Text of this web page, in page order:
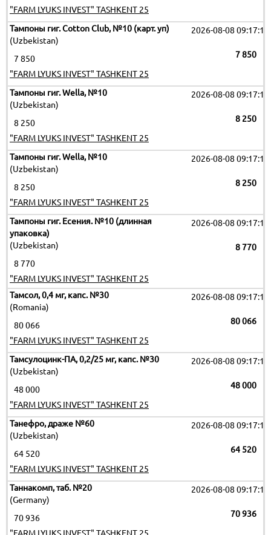
"FARM LYUKS INVEST" TASHKENT 25
Тампоны гиг. Cotton Club, №10 (карт. уп)
(Uzbekistan)
2026-08-08 09:17:19
7 850
7 850
"FARM LYUKS INVEST" TASHKENT 25
Тампоны гиг. Wella, №10
(Uzbekistan)
2026-08-08 09:17:19
8 250
8 250
"FARM LYUKS INVEST" TASHKENT 25
Тампоны гиг. Wella, №10
(Uzbekistan)
2026-08-08 09:17:19
8 250
8 250
"FARM LYUKS INVEST" TASHKENT 25
Тампоны гиг. Есения. №10 (длинная
упаковка)
(Uzbekistan)
2026-08-08 09:17:19
8 770
8 770
"FARM LYUKS INVEST" TASHKENT 25
Тамсол, 0,4 мг, капс. №30
(Romania)
2026-08-08 09:17:19
80 066
80 066
"FARM LYUKS INVEST" TASHKENT 25
Тамсулоцинк-ПА, 0,2/25 мг, капс. №30
(Uzbekistan)
2026-08-08 09:17:19
48 000
48 000
"FARM LYUKS INVEST" TASHKENT 25
Танефро, драже №60
(Uzbekistan)
2026-08-08 09:17:19
64 520
64 520
"FARM LYUKS INVEST" TASHKENT 25
Таннакомп, таб. №20
(Germany)
2026-08-08 09:17:19
70 936
70 936